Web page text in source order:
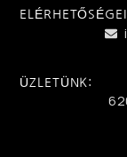
ÜZLETÜNK: